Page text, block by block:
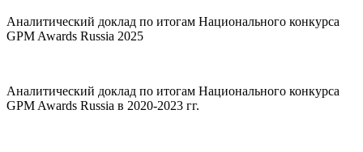
Аналитический доклад по итогам Национального конкурса
GPM Awards Russia 2025
Аналитический доклад по итогам Национального конкурса
GPM Awards Russia в 2020-2023 гг.